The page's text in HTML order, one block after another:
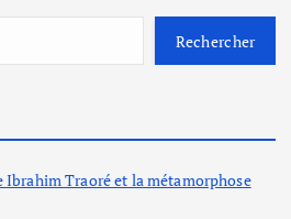
Rechercher
Ibrahim Traoré et la métamorphose